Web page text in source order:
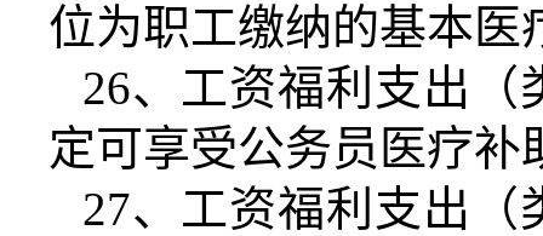
位为职工缴纳的基本医
26、工资福利支出（
定可享受公务员医疗
27、工资福利支出（